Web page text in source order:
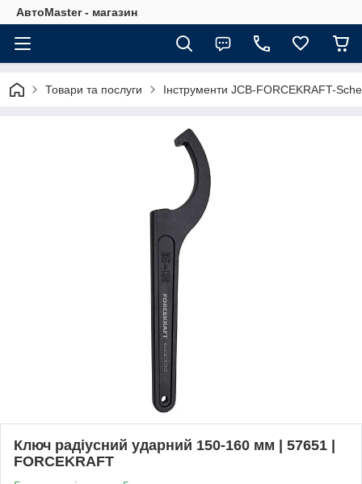
АвтоMaster - магазин
Товари та послуги Інструменти JCB-FORCEKRAFT-
Ключ радіусний ударний 150-160 мм | 57651 |
FORCEKRAFT